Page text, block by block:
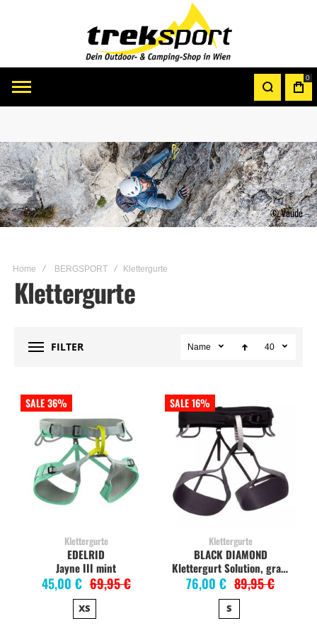
0
© Vaude
Home BERGSPORT Klettergurte
Klettergurte
FILTER Name 40
SALE 36%
Klettergurte
Jayne III mint
45,00 € 69,95 €
EDELRID
XS
SALE 16%
Klettergurte
Klettergurt Solution, granite
76,00 € 89,95 €
BLACK DIAMOND
S